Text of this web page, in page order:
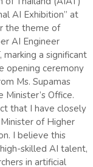
AI Exhibition” at
the theme of
AI Engineer
a significant
opening ceremony
Ms. Supamas
Office.
that I have closely
of Higher
I believe this
skilled AI talent,
in artificial